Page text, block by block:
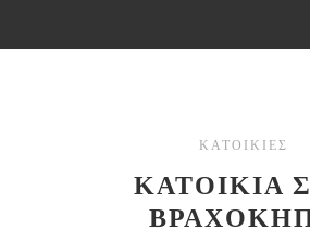
ΚΑΤΟΙΚΙΕΣ
ΚΑΤΟΙΚΙΑ